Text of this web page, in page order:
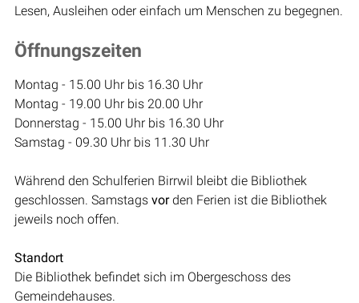
Lesen, Ausleihen oder einfach um Menschen zu begegnen.
Öffnungszeiten
Montag - 15.00 Uhr bis 16.30 Uhr
Montag - 19.00 Uhr bis 20.00 Uhr
Donnerstag - 15.00 Uhr bis 16.30 Uhr
Samstag - 09.30 Uhr bis 11.30 Uhr
Während den Schulferien Birrwil bleibt die Bibliothek
geschlossen. Samstags vorden Ferien ist die Bibliothek
jeweils noch offen.
Standort
Die Bibliothek befindet sich im Obergeschoss des
Gemeindehauses.